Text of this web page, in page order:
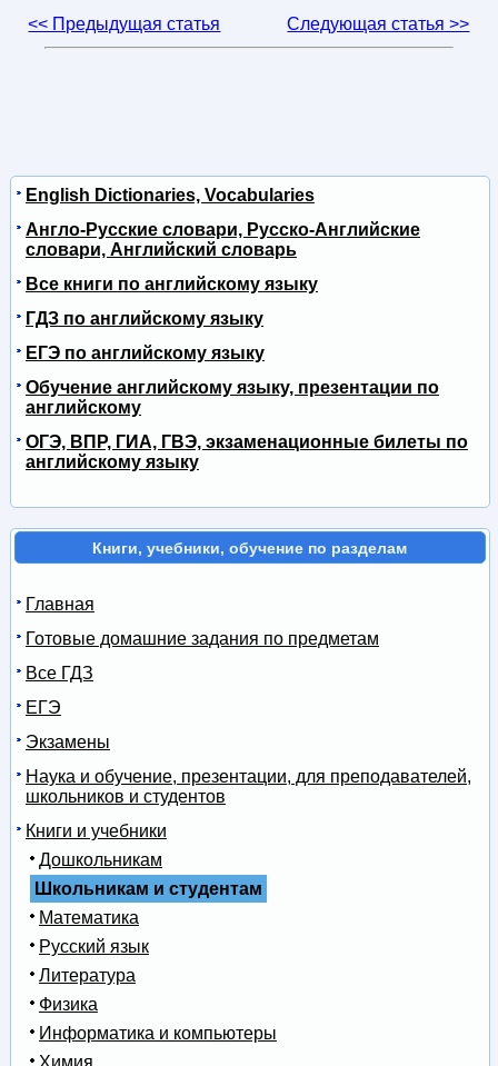
<< Предыдущая статья Следующая статья >>
English Dictionaries, Vocabularies
Англо-Русские словари, Русско-Английские
словари, Английский словарь
Все книги по английскому языку
ГДЗ по английскому языку
ЕГЭ по английскому языку
Обучение английскому языку, презентации по
английскому
ОГЭ, ВПР, ГИА, ГВЭ, экзаменационные билеты по
английскому языку
Книги, учебники, обучение по разделам
Главная
Готовые домашние задания по предметам
Все ГДЗ
ЕГЭ
Экзамены
Наука и обучение, презентации, для преподавателей,
школьников и студентов
Книги и учебники
Дошкольникам
Школьникам и студентам
Математика
Русский язык
Литература
Физика
Информатика и компьютеры